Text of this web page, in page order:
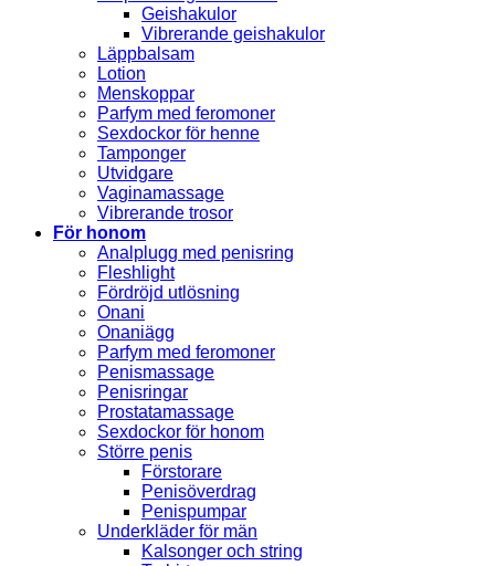
Geishakulor
Vibrerande geishakulor
Läppbalsam
Lotion
Menskoppar
Parfym med feromoner
Sexdockor för henne
Tamponger
Utvidgare
Vaginamassage
Vibrerande trosor
För honom
Analplugg med penisring
Fleshlight
Fördröjd utlösning
Onani
Onaniägg
Parfym med feromoner
Penismassage
Penisringar
Prostatamassage
Sexdockor för honom
Större penis
Förstorare
Penisöverdrag
Penispumpar
Underkläder för män
Kalsonger och string